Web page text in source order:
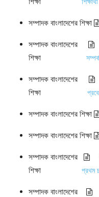
সম্পাদক বাংলাদেশের শিক্ষা
সম্পাদক বাংলাদেশের
শিক্ষা
সম্পাদক বাংলাদেশের
শিক্ষা
সম্পাদক বাংলাদেশের শিক্ষা
সম্পাদক বাংলাদেশের শিক্ষা
সম্পাদক বাংলাদেশের
শিক্ষা
প্রথম
সম্পাদক বাংলাদেশের